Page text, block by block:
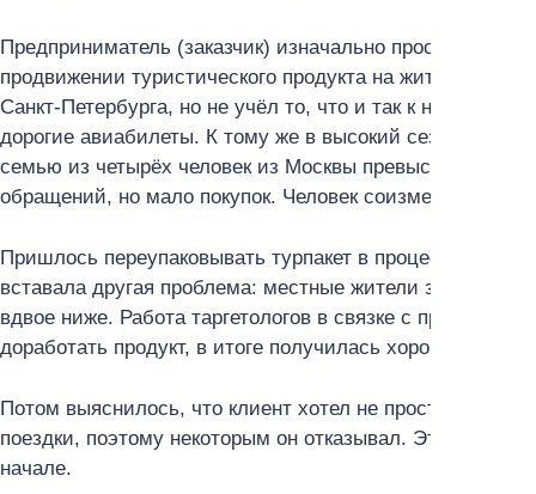
Предприниматель (заказчик) изначально просчитался
продвижении туристического продукта на жителей
Санкт-Петербурга, но не учёл то, что и так к
дорогие авиабилеты. К тому же в высокий сезон они
семью из четырёх человек из Москвы превысила 300
обращений, но мало покупок. Человек соизмерял цену
Пришлось переупаковывать турпакет в процессе и
вставала другая проблема: местные жители знают
вдвое ниже. Работа таргетологов в связке с
доработать продукт, в итоге получилась хорошая
Потом выяснилось, что клиент хотел не просто
поездки, поэтому некоторым он отказывал. Это также
начале.